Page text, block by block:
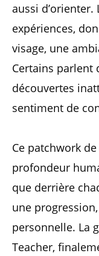
aussi
expériences,
visage, une
Certains parlent
découvertes
sentiment de
Ce patchwork
profondeur
que derrière
une
personnelle. La
Teacher,